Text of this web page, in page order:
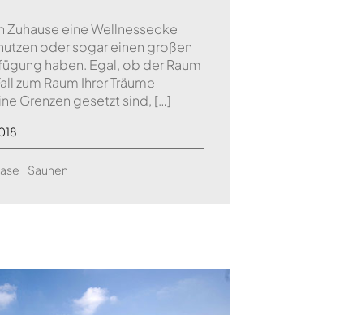
Zuhause eine Wellnessecke
oder sogar einen großen
haben. Egal, ob der Raum
zum Raum Ihrer Träume
Grenzen gesetzt sind, […]
Saunen